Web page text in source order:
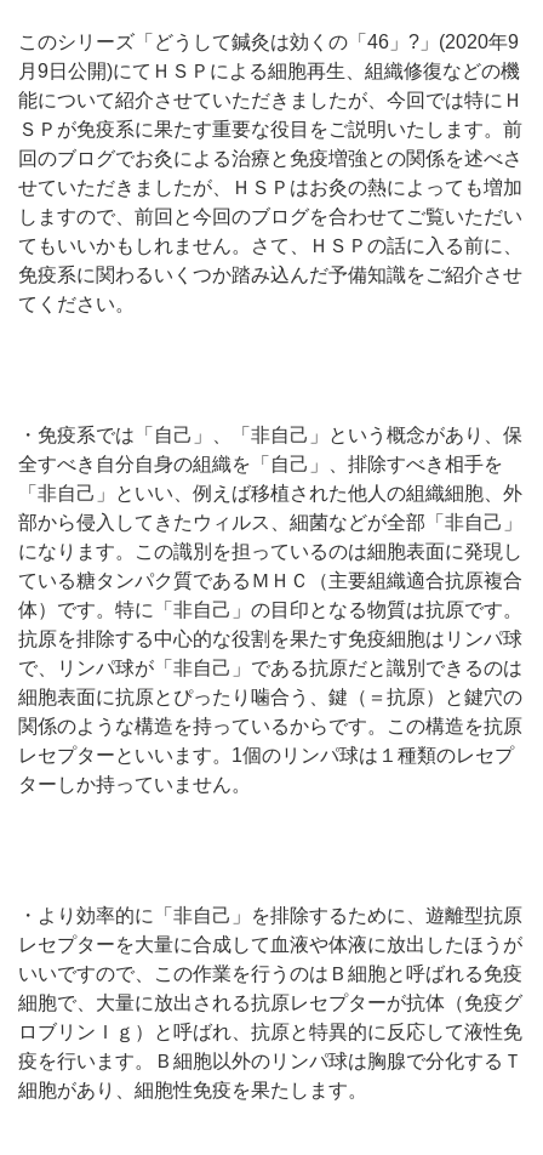
このシリーズ「どうして鍼灸は効くの「46」?」(2020年9
月9日公開)にてＨＳＰによる細胞再生、組織修復などの機
能について紹介させていただきましたが、今回では特にＨ
ＳＰが免疫系に果たす重要な役目をご説明いたします。前
回のブログでお灸による治療と免疫増強との関係を述べさ
せていただきましたが、ＨＳＰはお灸の熱によっても増加
しますので、前回と今回のブログを合わせてご覧いただい
てもいいかもしれません。さて、ＨＳＰの話に入る前に、
免疫系に関わるいくつか踏み込んだ予備知識をご紹介させ
てください。
・免疫系では「自己」、「非自己」という概念があり、保
全すべき自分自身の組織を「自己」、排除すべき相手を
「非自己」といい、例えば移植された他人の組織細胞、外
部から侵入してきたウィルス、細菌などが全部「非自己」
になります。この識別を担っているのは細胞表面に発現し
ている糖タンパク質であるＭＨＣ（主要組織適合抗原複合
体）です。特に「非自己」の目印となる物質は抗原です。
抗原を排除する中心的な役割を果たす免疫細胞はリンパ球
で、リンパ球が「非自己」である抗原だと識別できるのは
細胞表面に抗原とぴったり噛合う、鍵（＝抗原）と鍵穴の
関係のような構造を持っているからです。この構造を抗原
レセプターといいます。1個のリンパ球は１種類のレセプ
ターしか持っていません。
・より効率的に「非自己」を排除するために、遊離型抗原
レセプターを大量に合成して血液や体液に放出したほうが
いいですので、この作業を行うのはＢ細胞と呼ばれる免疫
細胞で、大量に放出される抗原レセプターが抗体（免疫グ
ロブリンＩｇ）と呼ばれ、抗原と特異的に反応して液性免
疫を行います。Ｂ細胞以外のリンパ球は胸腺で分化するＴ
細胞があり、細胞性免疫を果たします。